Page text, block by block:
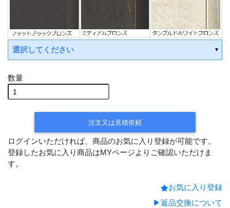
選択してください
出荷)
受注後手配(3～4週間後の出荷)
受注後手配(3～4週間後
の出荷)
数量
注文又は見積依頼
ログインいただければ、商品のお気に入り登録が可能です。
登録したお気に入り商品はMYページよりご確認いただけま
す。
お気に入り登録
▶返品交換について